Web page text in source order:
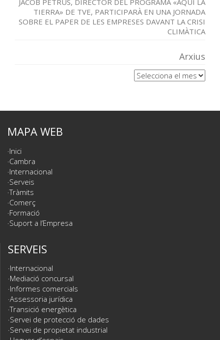
JACOB PETRUS, DIRECTOR DEL PROGRAMA «AQUÍ LA
TIERRA» DE TVE, PARTICIPARÀ EN UNA JORNADA
SOBRE EL PAPER DE LES EMPRESES DAVANT LA CRISI
CLIMÀTICA
Arxius
Arxius
MAPA WEB
Inici
Cambra
Internacional
Serveis
Tràmits
Comerç
Formació
Suport a l’Empresa
SERVEIS
Internacional
Mediació concursal
Informes comercials
Assessoria jurídica
Transició energètica
Servei de protecció de dades
Servei de propietat industrial